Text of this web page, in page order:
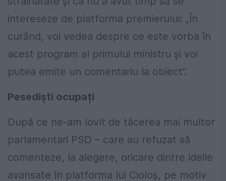
intereseze de platforma premierului: „În
curând, voi vedea despre ce este vorba în
acest program al primului ministru şi voi
putea emite un comentariu la obiect”.
Pesediști ocupați
După ce ne-am lovit de tăcerea mai multor
parlamentari PSD – care au refuzat să
comenteze, la alegere, oricare dintre ideile
avansate în platforma lui Cioloş, pe motiv